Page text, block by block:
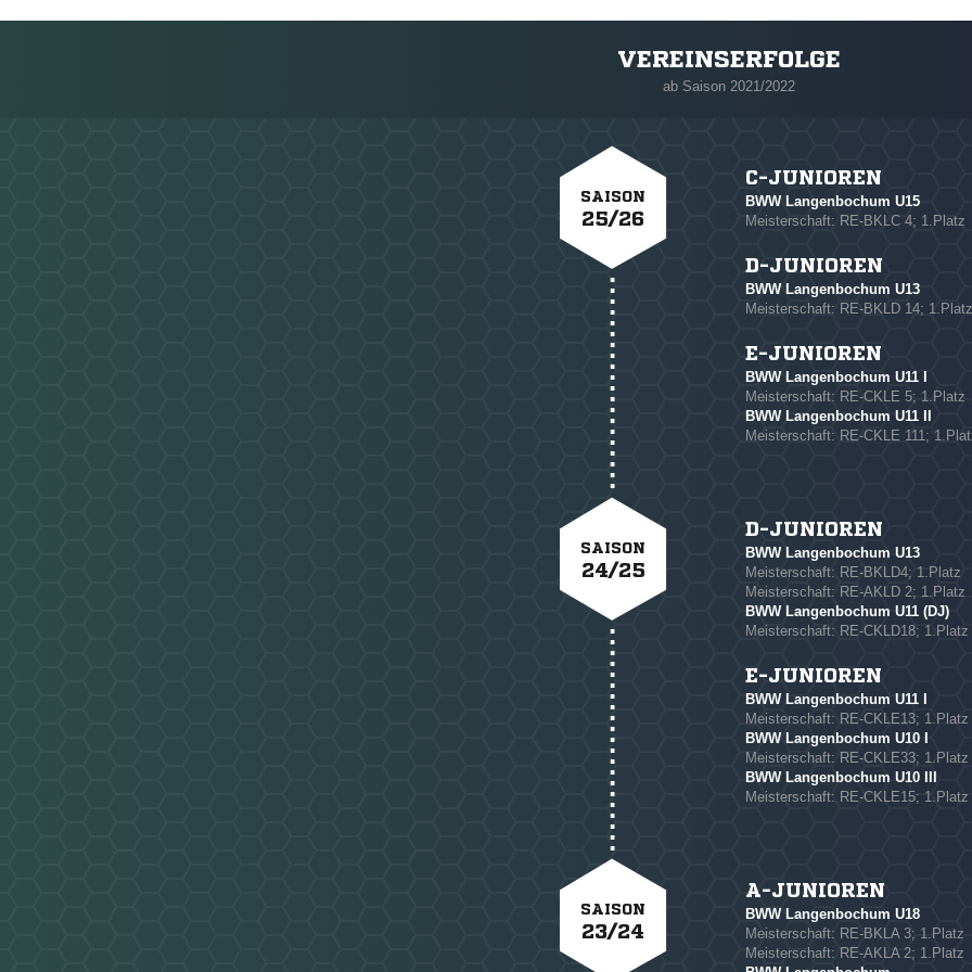
NACHRICHT
VEREINSERFOLGE
ab Saison 2021/2022
SAISON
25/26
C-JUNIOREN
BWW Langenbochum U15
Meisterschaft: RE-BKLC 4; 1.Platz
D-JUNIOREN
BWW Langenbochum U13
Meisterschaft: RE-BKLD 14; 1.Platz
E-JUNIOREN
BWW Langenbochum U11 I
Meisterschaft: RE-CKLE 5; 1.Platz
BWW Langenbochum U11 II
Meisterschaft: RE-CKLE 111;
SAISON
24/25
D-JUNIOREN
BWW Langenbochum U13
Meisterschaft: RE-BKLD4; 1.Platz
Meisterschaft: RE-AKLD 2; 1.Platz
BWW Langenbochum U11 (DJ)
Meisterschaft: RE-CKLD18; 1.Platz
E-JUNIOREN
BWW Langenbochum U11 I
Meisterschaft: RE-CKLE13; 1.Platz
BWW Langenbochum U10 I
Meisterschaft: RE-CKLE33; 1.Platz
BWW Langenbochum U10 III
Meisterschaft: RE-CKLE15; 1.Platz
SAISON
23/24
A-JUNIOREN
BWW Langenbochum U18
Meisterschaft: RE-BKLA 3; 1.Platz
Meisterschaft: RE-AKLA 2; 1.Platz